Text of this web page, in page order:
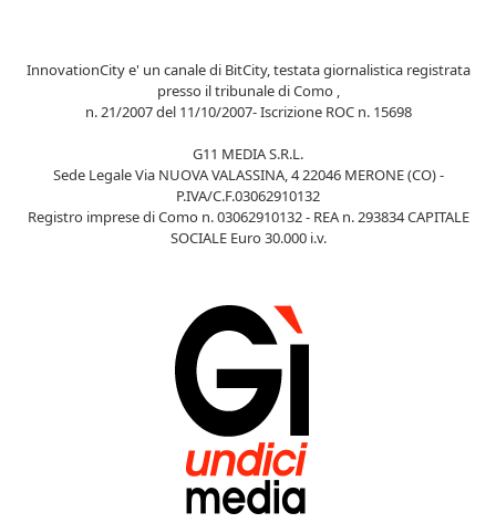
InnovationCity e' un canale di BitCity, testata giornalistica registrata
presso il tribunale di Como ,
n. 21/2007 del 11/10/2007- Iscrizione ROC n. 15698
G11 MEDIA S.R.L.
Sede Legale Via NUOVA VALASSINA, 4 22046 MERONE (CO) -
P.IVA/C.F.03062910132
Registro imprese di Como n. 03062910132 - REA n. 293834 CAPITALE
SOCIALE Euro 30.000 i.v.